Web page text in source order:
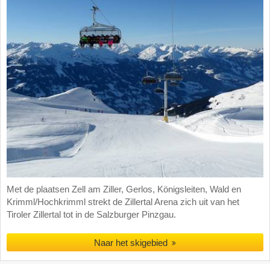
Met de plaatsen Zell am Ziller, Gerlos, Königsleiten, Wald en
Krimml/Hochkrimml strekt de Zillertal Arena zich uit van het
Tiroler Zillertal tot in de Salzburger Pinzgau.
Naar het skigebied